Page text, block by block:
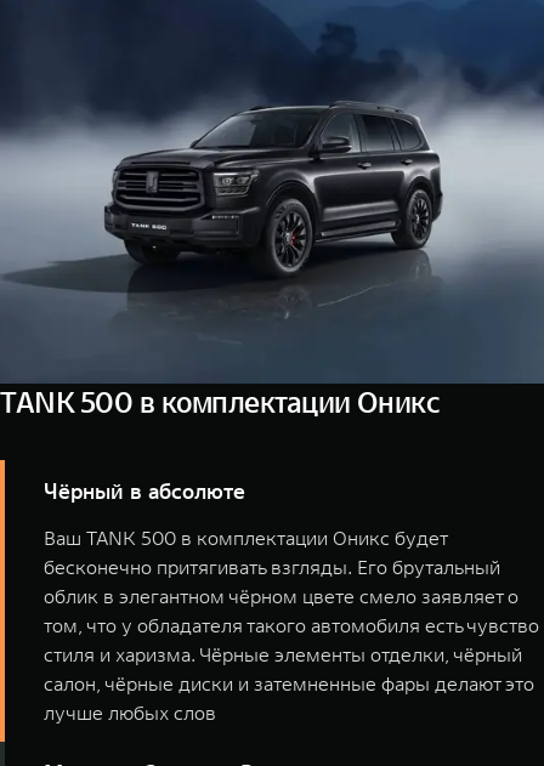
встречного движения и переключает режим работы с
дальнего света на ближний.
Путешествие на сотни километров начинается с
одного шага. И TANK уже продумал этот шаг вместе с
TANK 500 в комплектации Оникс
Чёрный в абсолюте
Ваш TANK 500 в комплектации Оникс будет
бесконечно притягивать взгляды. Его брутальный
облик в элегантном чёрном цвете смело заявляет о
том, что у обладателя такого автомобиля есть чувство
стиля и харизма. Чёрные элементы отделки, чёрный
салон, чёрные диски и затемненные фары делают это
лучше любых слов